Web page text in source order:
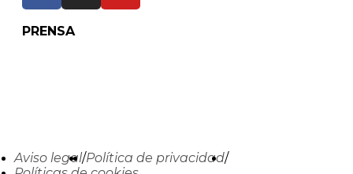
PRENSA
Aviso legal/Política de privacidad/